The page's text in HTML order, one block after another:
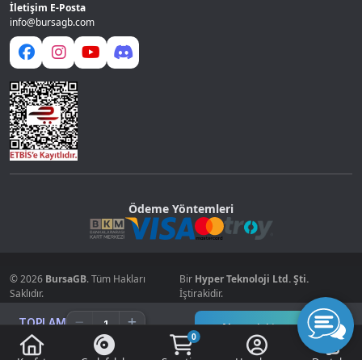
TOPLAM
0.00
Alışverişi tamamla
0
İletişim E-Posta
info@bursagb.com
Ödeme Yöntemleri
© 2026 BursaGB. Tüm Hakları
Saklıdır.
Bir Hyper Teknoloji Ltd. Şti.
İştirakidir.